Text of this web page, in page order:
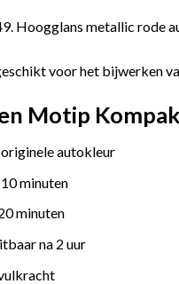
Hoogglans metallic rode
voor het bijwerken
Motip
autokleur
minuten
minuten
na 2 uur